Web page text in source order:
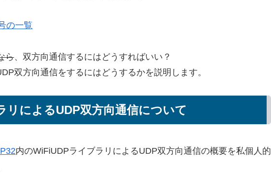
の一覧
ら、双方向通信するにはどうすればいい？
双方向通信をするにはどうするかを説明します。
リによるUDP双方向通信について
内のWiFiUDPライブラリによるUDP双方向通信の概要を私個人的